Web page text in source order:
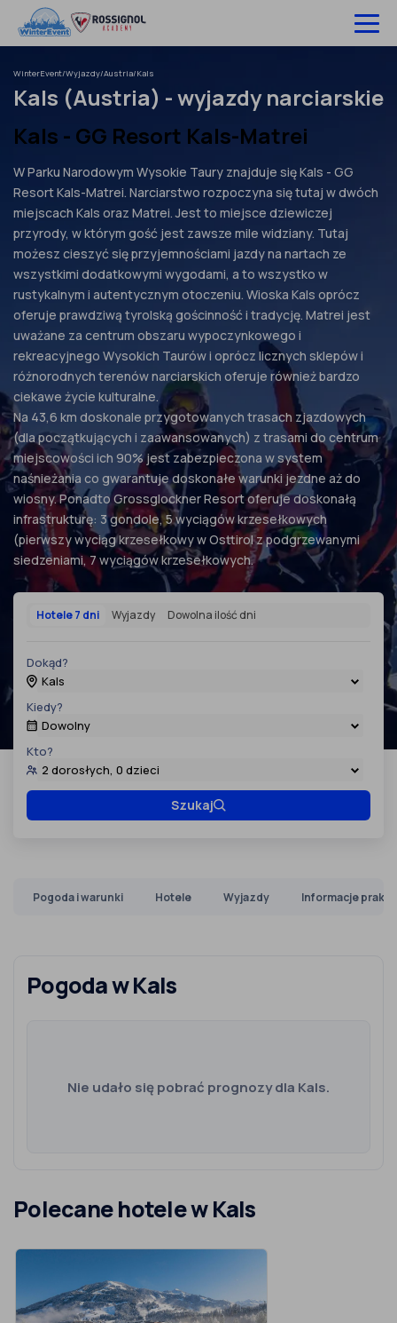
treści
Wyjazdy na narty
Ubezpieczenie
O nas
Infolinia:52 307 66 88
Zaloguj się
WinterEvent/Wyjazdy/Austria/Kals
Kals (Austria) - wyjazdy narciarskie
Kals - GG Resort Kals-Matrei
W Parku Narodowym Wysokie Taury znajduje się Kals - GG
Resort Kals-Matrei. Narciarstwo rozpoczyna się tutaj w dwóch
miejscach Kals oraz Matrei. Jest to miejsce dziewiczej
przyrody, w którym gość jest zawsze mile widziany. Tutaj
możesz cieszyć się przyjemnościami jazdy na nartach ze
wszystkimi dodatkowymi wygodami, a to wszystko w
rustykalnym i autentycznym otoczeniu. Wioska Kals oprócz
oferuje prawdziwą tyrolską gościnność i tradycję. Matrei jest
uważane za centrum obszaru wypoczynkowego i
rekreacyjnego Wysokich Taurów i oprócz licznych sklepów i
różnorodnych terenów narciarskich oferuje również bardzo
ciekawe życie kulturalne.
Na 43,6 km doskonale przygotowanych trasach zjazdowych
(dla początkujących i zaawansowanych) z trasami do centrum
miejscowości ich 90% jest zabezpieczona w system
naśnieżania co gwarantuje doskonałe warunki jezdne aż do
wiosny. Ponadto Grossglockner Resort oferuje doskonałą
infrastrukturę: 3 gondole, 5 wyciągów krzesełkowych
(pierwszy wyciąg krzesełkowy w Osttirol z podgrzewanymi
siedzeniami, 7 wyciągów krzesełkowych.
Hotele 7 dni Wyjazdy Dowolna ilość dni
Dokąd?
Kals
Kiedy?
Dowolny
Kto?
2 dorosłych, 0 dzieci
Szukaj
Pogoda i warunki Hotele Wyjazdy Informacje
Pogoda w Kals
Nie udało się pobrać prognozy dla Kals.
Polecane hotele w Kals